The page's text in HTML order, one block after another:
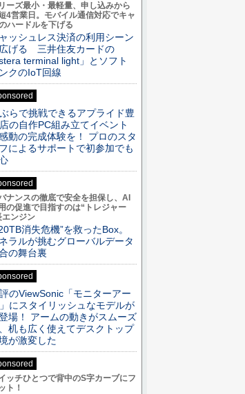
ーズ最小・最軽量、申し込みから
4営業日。モバイル通信対応でキャ
ハードルを下げる
ッシュレス決済の利用シーン
げる 三井住友カードの
stera terminal light」とソフト
クのIoT回線
らで挑戦できるアプライド豊
の自作PC組み立てイベント
動の完成体験を！ プロのスタ
によるサポートで初参加でも
ナンスの徹底で安全を担保し、AI
の促進で目指すのは“トレジャー
エンジン
消失危機”を救ったBox。
ラルが挑むグローバルデータ
の舞台裏
のViewSonic「モニターアー
にスタイリッシュなモデルが
場！ アームの動きがスムーズ
机も広く使えてデスクトップ
が激変した
ッチひとつで背中のS字カーブにフ
ト！